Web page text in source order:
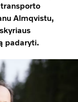
Almqvistu,
padaryti.